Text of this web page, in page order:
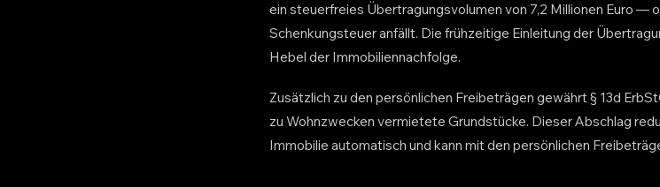
ein steuerfreies Übertragungsvolumen von 7,2 Millionen Euro —
Schenkungsteuer anfällt. Die frühzeitige Einleitung der
Hebel der Immobiliennachfolge.
Zusätzlich zu den persönlichen Freibeträgen gewährt § 13d
zu Wohnzwecken vermietete Grundstücke. Dieser Abschlag
Immobilie automatisch und kann mit den persönlichen